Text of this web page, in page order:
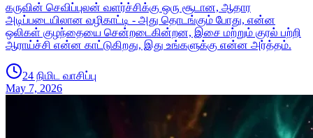
கருவின் செவிப்புலன் வளர்ச்சிக்கு ஒரு சூடான, ஆதார
அடிப்படையிலான வழிகாட்டி - அது தொடங்கும் போது, ​​என்ன
ஒலிகள் குழந்தையை சென்றடைகின்றன, இசை மற்றும் குரல் பற்றி
ஆராய்ச்சி என்ன காட்டுகிறது, இது உங்களுக்கு என்ன அர்த்தம்.
24 நிமிட வாசிப்பு
May 7, 2026